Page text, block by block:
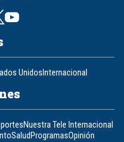
UnidosInternacional
Nuestra Tele Internacional
SaludProgramasOpinión